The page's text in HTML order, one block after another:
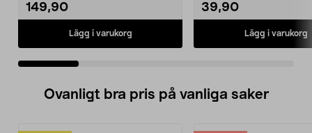
149,90
Lägg i varukorg
39,90
Lägg i varukorg
Ovanligt bra pris på vanliga saker